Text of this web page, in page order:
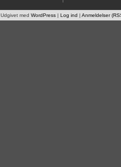
Udgivet med WordPress | Log ind | Anmeldelser